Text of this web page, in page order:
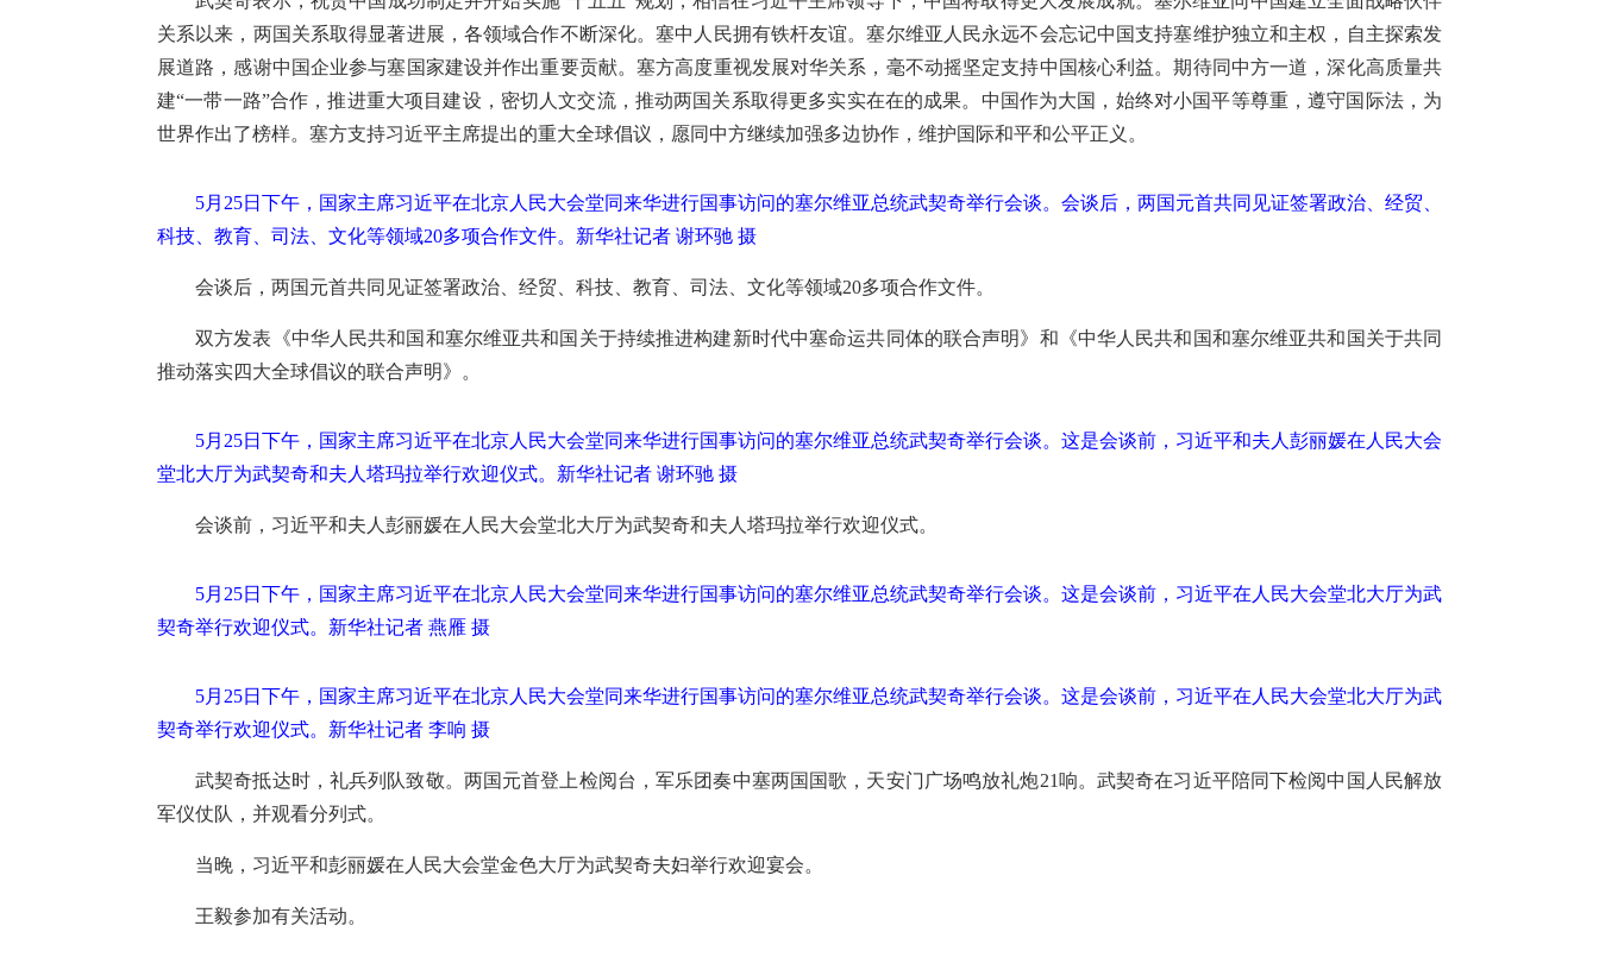
关系以来，两国关系取得显著进展，各领域合作不断深化。塞中人民拥有铁杆友谊。塞尔维亚人民永远不会忘记中国支持塞维护独立和主权，自主探索发
展道路，感谢中国企业参与塞国家建设并作出重要贡献。塞方高度重视发展对华关系，毫不动摇坚定支持中国核心利益。期待同中方一道，深化高质量共
建“一带一路”合作，推进重大项目建设，密切人文交流，推动两国关系取得更多实实在在的成果。中国作为大国，始终对小国平等尊重，遵守国际法，为
世界作出了榜样。塞方支持习近平主席提出的重大全球倡议，愿同中方继续加强多边协作，维护国际和平和公平正义。
5月25日下午，国家主席习近平在北京人民大会堂同来华进行国事访问的塞尔维亚总统武契奇举行会谈。会谈后，两国元首共同见证签署政治、经贸、
科技、教育、司法、文化等领域20多项合作文件。新华社记者 谢环驰 摄
会谈后，两国元首共同见证签署政治、经贸、科技、教育、司法、文化等领域20多项合作文件。
双方发表《中华人民共和国和塞尔维亚共和国关于持续推进构建新时代中塞命运共同体的联合声明》和《中华人民共和国和塞尔维亚共和国关于共同
推动落实四大全球倡议的联合声明》。
5月25日下午，国家主席习近平在北京人民大会堂同来华进行国事访问的塞尔维亚总统武契奇举行会谈。这是会谈前，习近平和夫人彭丽媛在人民大会
堂北大厅为武契奇和夫人塔玛拉举行欢迎仪式。新华社记者 谢环驰 摄
会谈前，习近平和夫人彭丽媛在人民大会堂北大厅为武契奇和夫人塔玛拉举行欢迎仪式。
5月25日下午，国家主席习近平在北京人民大会堂同来华进行国事访问的塞尔维亚总统武契奇举行会谈。这是会谈前，习近平在人民大会堂北大厅为武
契奇举行欢迎仪式。新华社记者 燕雁 摄
5月25日下午，国家主席习近平在北京人民大会堂同来华进行国事访问的塞尔维亚总统武契奇举行会谈。这是会谈前，习近平在人民大会堂北大厅为武
契奇举行欢迎仪式。新华社记者 李响 摄
武契奇抵达时，礼兵列队致敬。两国元首登上检阅台，军乐团奏中塞两国国歌，天安门广场鸣放礼炮21响。武契奇在习近平陪同下检阅中国人民解放
军仪仗队，并观看分列式。
当晚，习近平和彭丽媛在人民大会堂金色大厅为武契奇夫妇举行欢迎宴会。
王毅参加有关活动。